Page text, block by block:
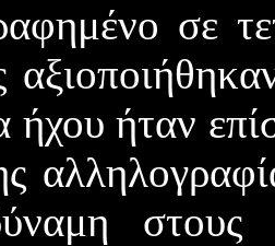
σε
ήχου ήταν